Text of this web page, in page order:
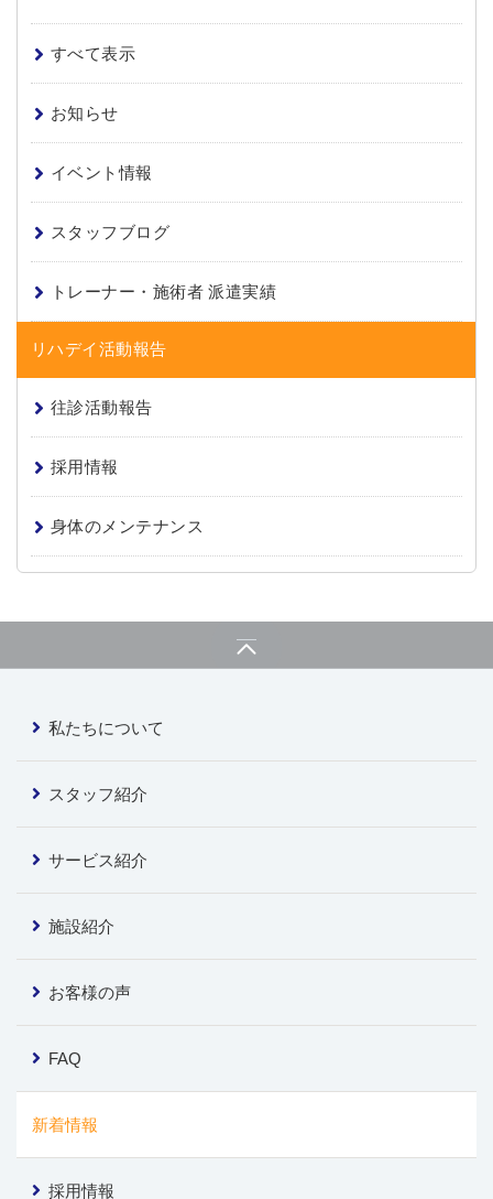
すべて表示
お知らせ
イベント情報
スタッフブログ
トレーナー・施術者 派遣実績
リハデイ活動報告
往診活動報告
採用情報
身体のメンテナンス
私たちについて
スタッフ紹介
サービス紹介
施設紹介
お客様の声
FAQ
新着情報
採用情報